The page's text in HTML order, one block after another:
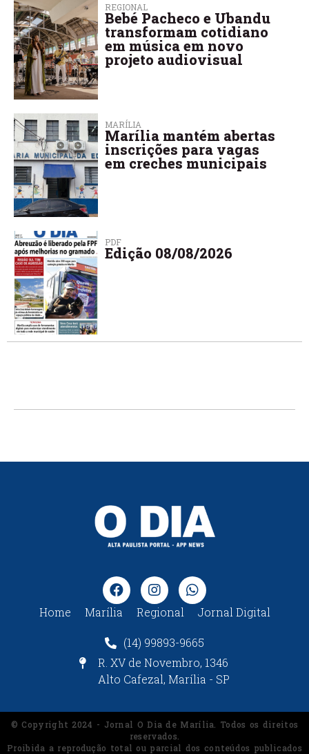
REGIONAL
Bebé Pacheco e Ubandu
transformam cotidiano
em música em novo
projeto audiovisual
MARÍLIA
Marília mantém abertas
inscrições para vagas
em creches municipais
PDF
Edição 08/08/2026
Home Marília Regional Jornal Digital
(14) 99893-9665
R. XV de Novembro, 1346
Alto Cafezal, Marília - SP
© Copyright 2024 - Jornal O Dia de Marília. Todos os direitos
reservados.
Proibida a reprodução total ou parcial dos conteúdos publicados